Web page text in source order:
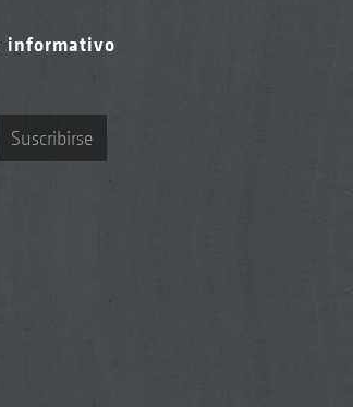
informativo
Suscribirse